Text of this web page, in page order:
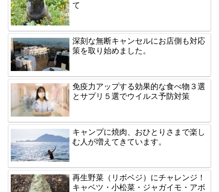
て
深刻な無断キャンセルにお店側も対応
策を取り始めました。
免疫力アップする効果的な食べ物３選
とサプリ５選でウイルス予防対策
キャンプに焼肉、おひとりさまで楽し
む人が増えてきています。
再生野菜（リボベジ）にチャレンジ！
キャベツ・小松菜・ジャガイモ・アボ